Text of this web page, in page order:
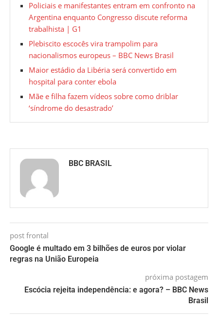
Policiais e manifestantes entram em confronto na
Argentina enquanto Congresso discute reforma
trabalhista | G1
Plebiscito escocês vira trampolim para
nacionalismos europeus – BBC News Brasil
Maior estádio da Libéria será convertido em
hospital para conter ebola
Mãe e filha fazem vídeos sobre como driblar
‘síndrome do desastrado’
BBC BRASIL
post frontal
Google é multado em 3 bilhões de euros por violar
regras na União Europeia
próxima postagem
Escócia rejeita independência: e agora? – BBC News
Brasil